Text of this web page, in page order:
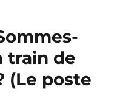
train de
(Le poste